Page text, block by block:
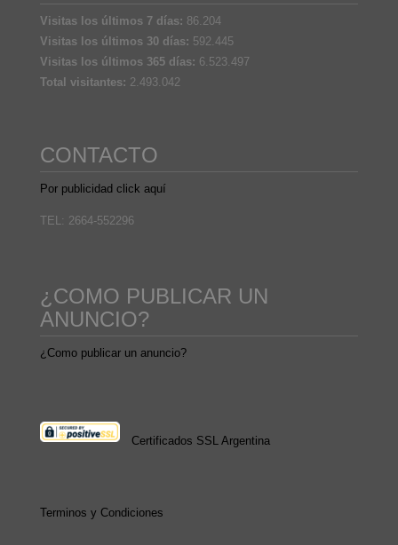
Visitas los últimos 7 días: 86.204
Visitas los últimos 30 días: 592.445
Visitas los últimos 365 días: 6.523.497
Total visitantes: 2.493.042
CONTACTO
Por publicidad click aquí
TEL: 2664-552296
¿COMO PUBLICAR UN
ANUNCIO?
¿Como publicar un anuncio?
Certificados SSL Argentina
Terminos y Condiciones